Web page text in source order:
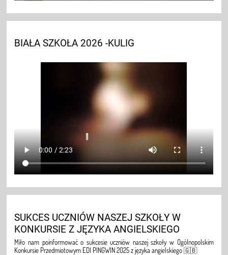
BIAŁA SZKOŁA 2026 -KULIG
SUKCES UCZNIÓW NASZEJ SZKOŁY W
KONKURSIE Z JĘZYKA ANGIELSKIEGO
Miło nam poinformować o sukcesie uczniów naszej szkoły w Ogólnopolskim
Konkursie Przedmiotowym EDI PINGWIN 2025 z języka angielskiego 🇬🇧